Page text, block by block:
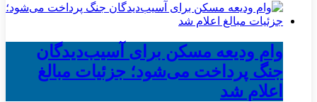
وام ودیعه مسکن برای آسیب‌دیدگان
جنگ پرداخت می‌شود؛ جزئیات مبالغ
اعلام شد